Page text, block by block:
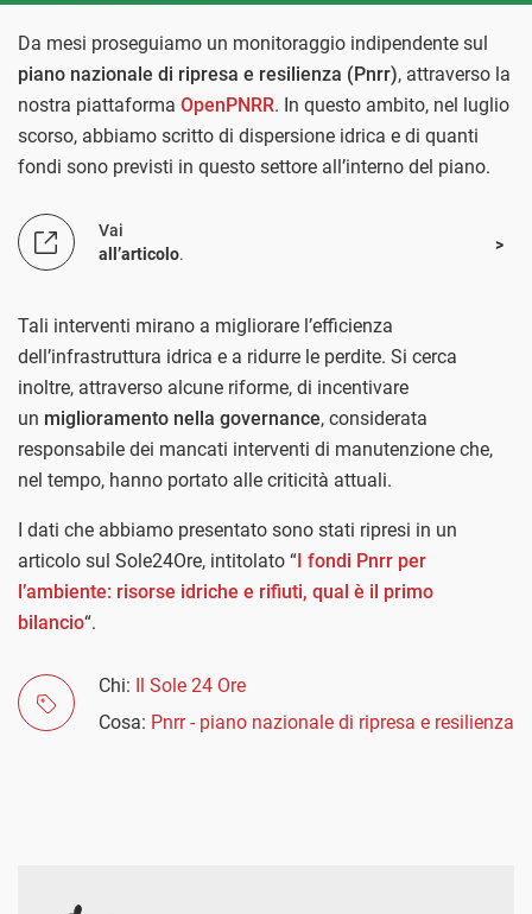
Da mesi proseguiamo un monitoraggio indipendente sul
piano nazionale di ripresa e resilienza (Pnrr), attraverso la
nostra piattaforma OpenPNRR. In questo ambito, nel luglio
scorso, abbiamo scritto di dispersione idrica e di quanti
fondi sono previsti in questo settore all’interno del piano.
Vai
all’articolo.
Tali interventi mirano a migliorare l’efficienza
dell’infrastruttura idrica e a ridurre le perdite. Si cerca
inoltre, attraverso alcune riforme, di incentivare
un miglioramento nella governance, considerata
responsabile dei mancati interventi di manutenzione che,
nel tempo, hanno portato alle criticità attuali.
I dati che abbiamo presentato sono stati ripresi in un
articolo sul Sole24Ore, intitolato “I fondi Pnrr per
l’ambiente: risorse idriche e rifiuti, qual è il primo
bilancio“.
Chi: Il Sole 24 Ore
Cosa: Pnrr - piano nazionale di ripresa e resilienza